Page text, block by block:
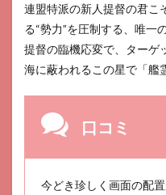
16
バン
ド
リ！
ガー
バン
ドパ
ーテ
神殺
連盟特派の新人提督の君こ
る“勢力”を圧制する、唯一
提督の臨機応変で、ターゲ
海に蔽われるこの星で「艦
口コミ
今どき珍しく画面の配